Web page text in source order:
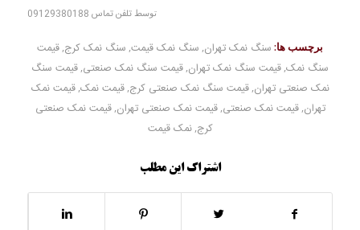
توسطتلفن تماس 09129380188
برچسب ها: سنگ نمک تهران, سنگ نمک قیمت, سنگ نمک کرج, قیمت
سنگ نمک, قیمت سنگ نمک تهران, قیمت سنگ نمک صنعتی, قیمت سنگ
نمک صنعتی تهران,قیمت سنگ نمک صنعتی کرج,قیمت نمک,قیمت نمک
تهران,قیمت نمک صنعتی,قیمت نمک صنعتی تهران,قیمت نمک صنعتی
کرج,نمک قیمت
اشتراک این مطلب